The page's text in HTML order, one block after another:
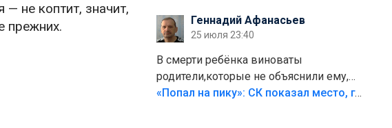
не коптит, значит,
прежних.
Геннадий Афанасьев
25 июля 23:40
В смерти ребёнка виноваты
родители,которые не объяснили ему,
что такое хорошо и что такое плохо!
«Попал на пику»: СК показал место, где был смертельно травмирован ребенок в Тольятти